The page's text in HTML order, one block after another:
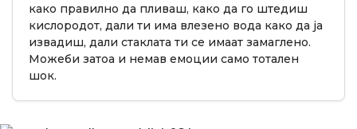
како правилно да пливаш, како да го штедиш
кислородот, дали ти има влезено вода како да ја
извадиш, дали стаклата ти се имаат замаглено.
Можеби затоа и немав емоции само тотален
шок.